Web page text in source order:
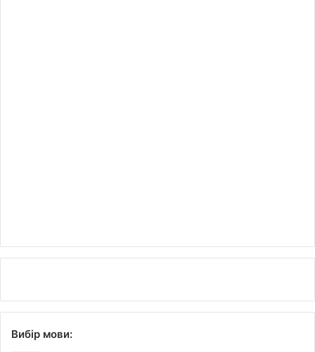
Вибір мови: